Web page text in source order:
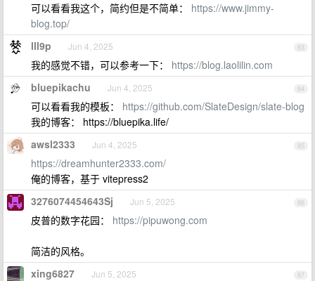
可以看看我这个，简约但是不简单： https://www.jimmy-
blog.top/
83
lll9p Jun 4, 2025
我的感觉不错，可以参考一下： https://blog.laolilin.com
84
bluepikachu Jun 4, 2025
可以看看我的模板： https://github.com/SlateDesign/slate-blog
我的博客： https://bluepika.life/
85
awsl2333 Jun 4, 2025
https://dreamhunter2333.com/
俺的博客，基于 vitepress2
86
3276074454643Sj Jun 5, 2025
皮普的数字花园： https://pipuwong.com
简洁的风格。
87
xing6827 Jun 5, 2025